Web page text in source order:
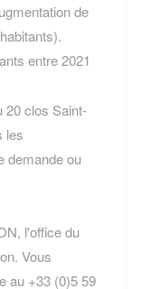
de
entre 2021
20 clos Saint-
les
demande ou
l'office du
Vous
au +33 (0)5 59